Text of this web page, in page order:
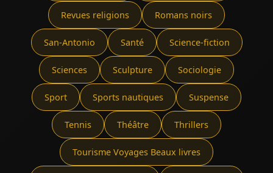
Revues religions Romans noirs
San-Antonio Santé Science-fiction
Sciences Sculpture Sociologie
Sport Sports nautiques Suspense
Tennis Théâtre Thrillers
Tourisme Voyages Beaux livres